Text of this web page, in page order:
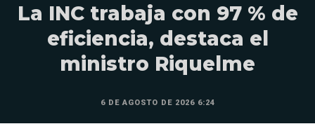
La INC trabaja con 97 % de
eficiencia, destaca el
ministro Riquelme
6 DE AGOSTO DE 2026 6:24